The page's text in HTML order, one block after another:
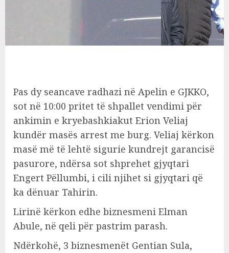
Pas dy seancave radhazi në Apelin e GJKKO,
sot në 10:00 pritet të shpallet vendimi për
ankimin e kryebashkiakut Erion Veliaj
kundër masës arrest me burg. Veliaj kërkon
masë më të lehtë sigurie kundrejt garancisë
pasurore, ndërsa sot shprehet gjyqtari
Engert Pëllumbi, i cili njihet si gjyqtari që
ka dënuar Tahirin.
Lirinë kërkon edhe biznesmeni Elman
Abule, në qeli për pastrim parash.
Ndërkohë, 3 biznesmenët Gentian Sula,